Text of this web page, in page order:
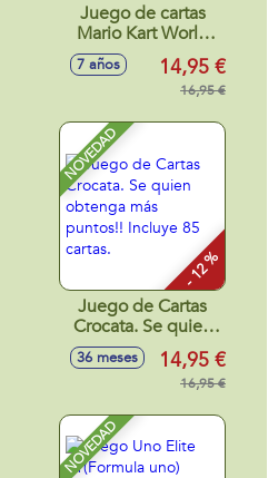
Juego de cartas
Mario Kart World
1000 Km.
7 años 14,95 €
16,95 €
NOVEDAD
- 12 %
Juego de Cartas
Crocata. Se quien
obtenga más
puntos!! Incluye 85
36 meses 14,95 €
16,95 €
NOVEDAD